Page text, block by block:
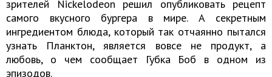
зрителей Nickelodeon решил опубликовать рецепт
самого вкусного бургера в мире. А секретным
ингредиентом блюда, который так отчаянно пытался
узнать Планктон, является вовсе не продукт, а
любовь, о чем сообщает Губка Боб в одном из
эпизодов.